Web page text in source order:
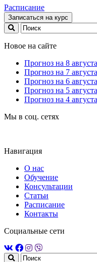
Расписание
Записаться на курс
Новое на сайте
Прогноз на 8 августа
Прогноз на 7 августа
Прогноз на 6 августа
Прогноз на 5 августа
Прогноз на 4 августа
Мы в соц. сетях
Навигация
О нас
Обучение
Консультации
Статьи
Расписание
Контакты
Социальные сети